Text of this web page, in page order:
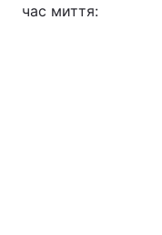
час миття: